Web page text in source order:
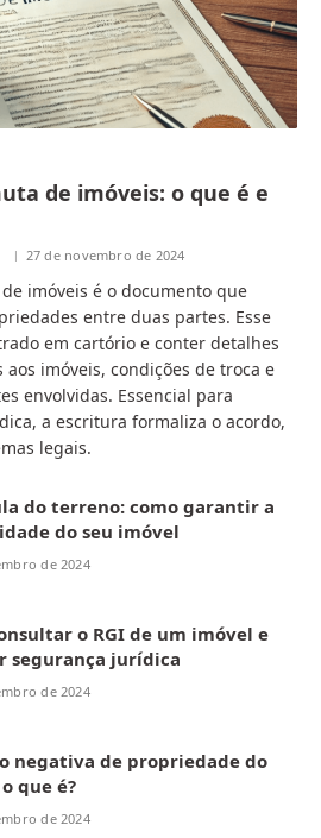
de imóveis: o que é e
27 de novembro de 2024
imóveis é o documento que
entre duas partes. Esse
em cartório e conter detalhes
imóveis, condições de troca e
envolvidas. Essencial para
a escritura formaliza o acordo,
legais.
do terreno: como garantir a
do seu imóvel
de 2024
o RGI de um imóvel e
segurança jurídica
de 2024
negativa de propriedade do
que é?
de 2024